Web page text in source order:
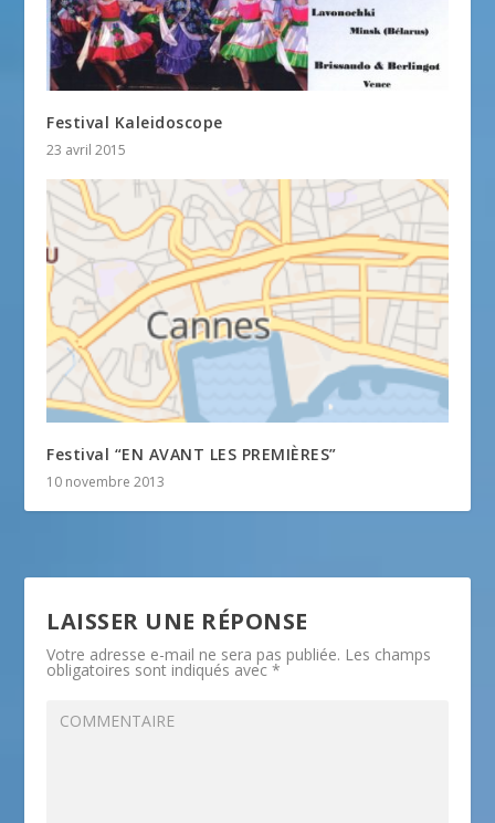
Festival Kaleidoscope
23 avril 2015
Festival “EN AVANT LES PREMIÈRES”
10 novembre 2013
LAISSER UNE RÉPONSE
Votre adresse e-mail ne sera pas publiée. Les champs
obligatoires sont indiqués avec*